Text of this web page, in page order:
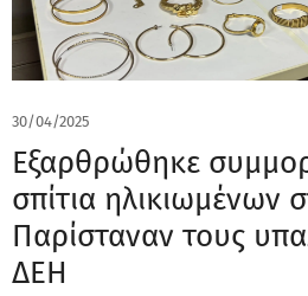
30/04/2025
Εξαρθρώθηκε
σπίτια ηλικιωμένων
Παρίσταναν τους
ΔΕΗ